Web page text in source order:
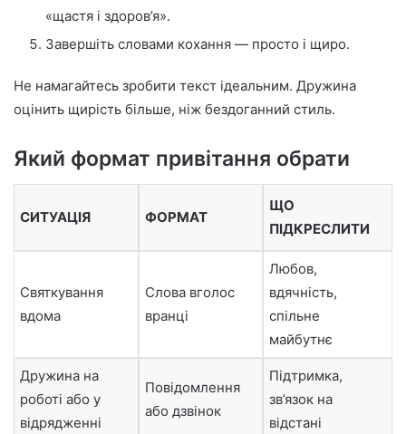
«щастя і здоров’я».
Завершіть словами кохання — просто і щиро.
Не намагайтесь зробити текст ідеальним. Дружина
оцінить щирість більше, ніж бездоганний стиль.
Який формат привітання обрати
СИТУАЦІЯ ФОРМАТ
ЩО
ПІДКРЕСЛИТИ
Святкування
вдома
Слова вголос
вранці
Любов,
вдячність,
спільне
майбутнє
Дружина на
роботі або у
відрядженні
Повідомлення
або дзвінок
Підтримка,
зв’язок на
відстані